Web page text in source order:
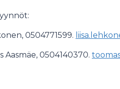
0504771599.
0504140370.